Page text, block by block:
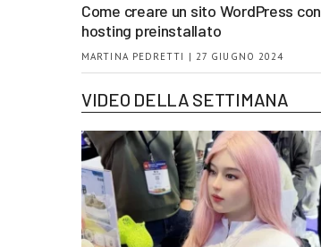
Come creare un sito WordPress con
hosting preinstallato
MARTINA PEDRETTI | 27 GIUGNO 2024
VIDEO DELLA SETTIMANA